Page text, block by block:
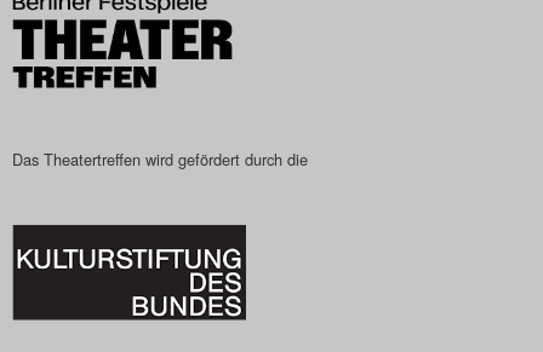
Das Theatertreffen wird gefördert durch die